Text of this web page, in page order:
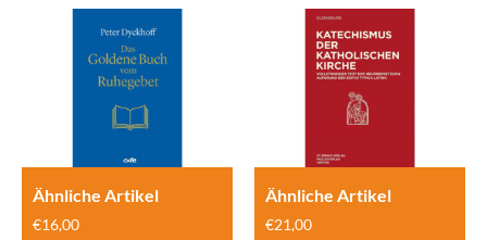
Ähnliche Artikel
€16,00
Ähnliche Artikel
€21,00